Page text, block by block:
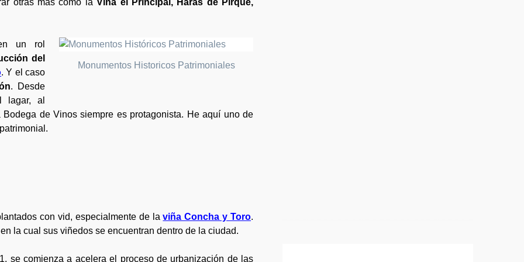
Monumentos Historicos Patrimoniales
un rol
del
. Y el caso
. Desde
lagar, al
de Vinos siempre es protagonista. He aquí uno de
con vid, especialmente de laviña Concha y Toro.
la cual sus viñedos se encuentran dentro de la ciudad.
se comienza a acelera el proceso de urbanización de las